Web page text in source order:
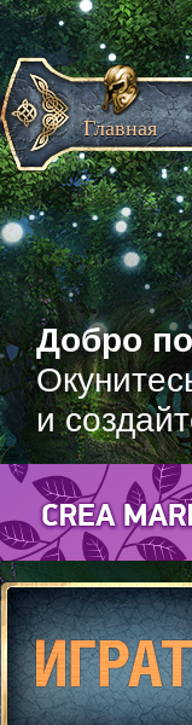
Добро
и
Главная